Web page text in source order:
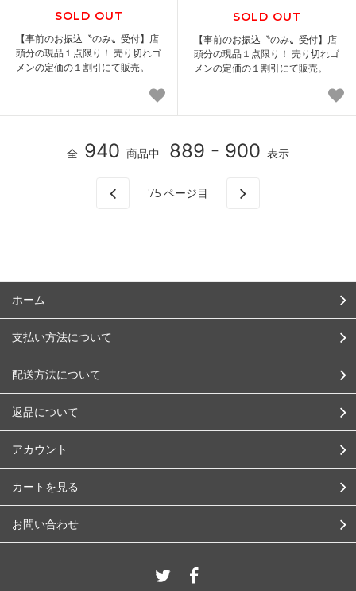
SOLD OUT
【事前のお振込〝のみ〟受付】店
頭分の現品１点限り！ 売り切れゴ
メンの定価の１割引にて販売。
SOLD OUT
【事前のお振込〝のみ〟受付】店
頭分の現品１点限り！ 売り切れゴ
メンの定価の１割引にて販売。
全 940 商品中 889 - 900 表示
75 ページ目
ホーム
支払い方法について
配送方法について
返品について
アカウント
カートを見る
お問い合わせ